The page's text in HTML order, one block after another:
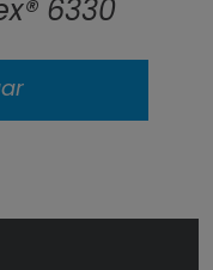
6330